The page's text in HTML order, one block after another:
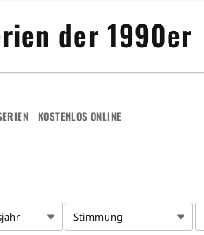
der 1990er
KOSTENLOS ONLINE
Stimmung